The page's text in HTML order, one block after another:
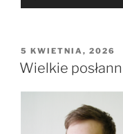
OPUBLIKOWANE
W
5 KWIETNIA, 2026
Wielkie